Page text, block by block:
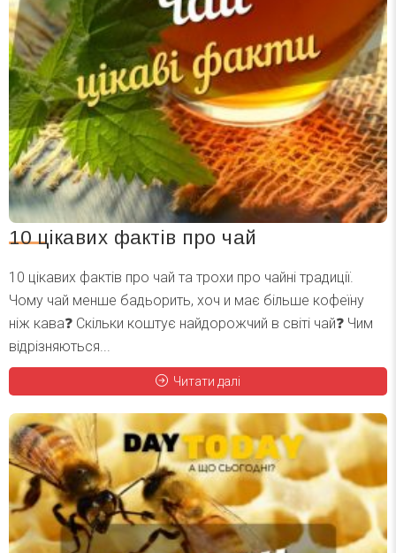
10 цікавих фактів про чай
10 цікавих фактів про чай та трохи про чайні традиції.
Чому чай менше бадьорить, хоч и має більше кофеїну
ніж кава❓ Скільки коштує найдорожчий в світі чай❓ Чим
відрізняються...
Читати далі